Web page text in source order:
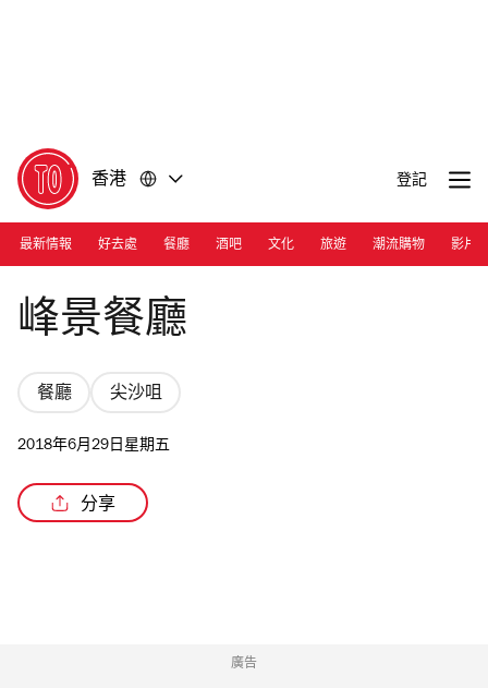
香港 登記
最新情報 好去處 餐廳 酒吧 文化 旅遊 潮流購物 影片
Afternoon Tea
峰景餐廳
餐廳 尖沙咀
2018年6月29日星期五
分享
廣告